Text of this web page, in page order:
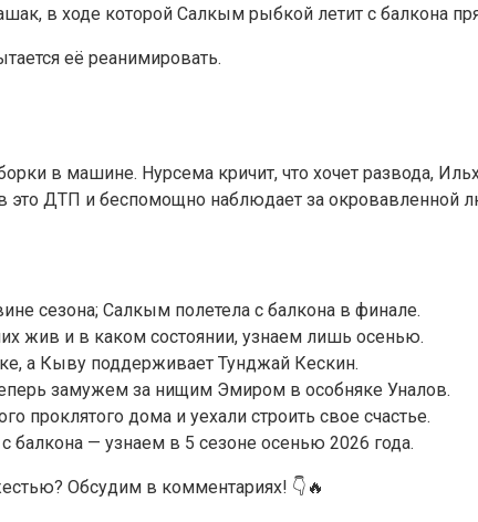
в ходе которой Салкым рыбкой летит с балкона
её реанимировать.
в машине. Нурсема кричит, что хочет развода,
это ДТП и беспомощно наблюдает за
сезона; Салкым полетела с балкона в финале.
жив и в каком состоянии, узнаем лишь осенью.
а Кыву поддерживает Тунджай Кескин.
замужем за нищим Эмиром в особняке Уналов.
проклятого дома и уехали строить свое счастье.
— узнаем в 5 сезоне осенью 2026 года.
Обсудим в комментариях! 👇🔥